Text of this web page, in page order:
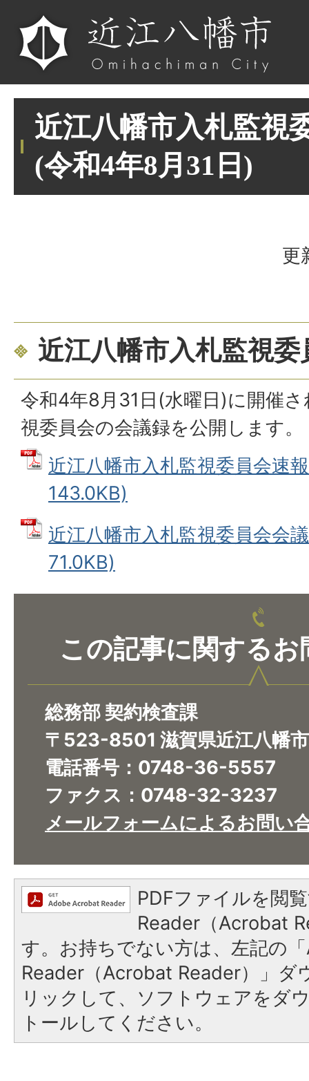
近江八幡市入札監視
(令和4年8月31日)
更
近江八幡市入札監視委
令和4年8月31日(水曜日)に開催
視委員会の会議録を公開します。
近江八幡市入札監視委員会速
143.0KB)
近江八幡市入札監視委員会会
71.0KB)
この記事に関するお
総務部 契約検査課
〒523-8501 滋賀県近江八幡
電話番号：0748-36-5557
ファクス：0748-32-3237
メールフォームによるお問い
PDFファイルを閲
Reader（Acrobat
す。お持ちでない方は、左記の
Reader（Acrobat Reader）」ダ
リックして、ソフトウェアをダ
トールしてください。